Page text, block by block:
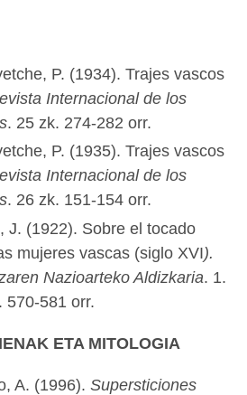
P. (1934). Trajes vascos
Internacional de los
. 25 zk. 274-282 orr.
P. (1935). Trajes vascos
Internacional de los
. 26 zk. 151-154 orr.
J. (1922). Sobre el tocado
mujeres vascas (siglo XVI).
Nazioarteko Aldizkaria. 1.
570-581 orr.
ETA MITOLOGIA
A. (1996). Supersticiones